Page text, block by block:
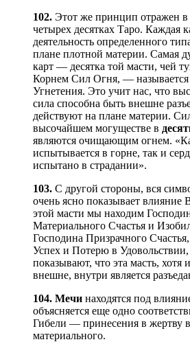
102. Этот же принцип отражен
четырех десятках Таро. Каждая
деятельность определенного
плане плотной материи. Самая
карт — десятка той масти, чей
Корнем Сил Огня, —
Угнетения. Это учит нас, что
сила способна быть внешне
действуют на плане материи.
высочайшем могуществе в
являются очищающим огнем.
испытывается в горне, так и
испытано в страдании».
103. С другой стороны, вся
очень ясно показывает
этой масти мы находим
Материального Счастья и
Господина Призрачного
Успех и Потерю в
показывают, что эта масть, хотя
внешне, внутри является
104. Мечи находятся под
объясняется еще одно
Гибели — принесения в жертву
материального.